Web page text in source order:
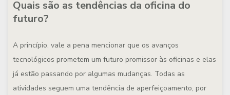
Quais são as tendências da oficina do
futuro?
A princípio, vale a pena mencionar que os avanços
tecnológicos prometem um futuro promissor às oficinas e elas
já estão passando por algumas mudanças. Todas as
atividades seguem uma tendência de aperfeiçoamento, por